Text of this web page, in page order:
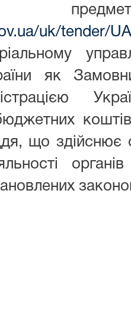
uk/tender/
як
що здійснює